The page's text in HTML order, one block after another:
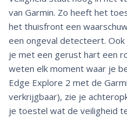
van Garmin. Zo heeft het
het thuisfront een
een ongeval detecteert. Ook
je met een gerust hart een
weten elk moment waar je
Edge Explore 2 met de
verkrijgbaar), zie je
je toestel wat de veiligheid